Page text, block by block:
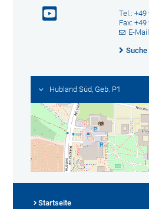
Tel.:
Fax:
E-Mail
Hubland Süd, Geb. P1
Startseite